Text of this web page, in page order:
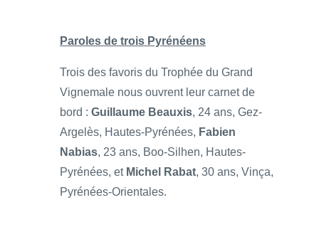
Paroles de trois Pyrénéens
Trois des favoris du Trophée du Grand
Vignemale nous ouvrent leur carnet de
bord : Guillaume Beauxis, 24 ans, Gez-
Argelès, Hautes-Pyrénées, Fabien
Nabias, 23 ans, Boo-Silhen, Hautes-
Pyrénées, et Michel Rabat, 30 ans, Vinça,
Pyrénées-Orientales.